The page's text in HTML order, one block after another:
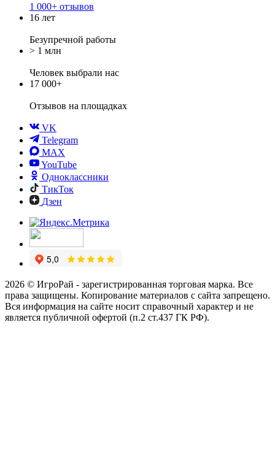
1 000+ отзывов
16 лет
Безупречной работы
> 1 млн
Человек выбрали нас
17 000+
Отзывов на площадках
VK
Telegram
MAX
YouTube
Одноклассники
ТикТок
Дзен
2026 © ИгроРай - зарегистрированная торговая марка. Все
права защищены. Копирование материалов с сайта запрещено.
Вся информация на сайте носит справочный характер и не
является публичной офертой (п.2 ст.437 ГК РФ).